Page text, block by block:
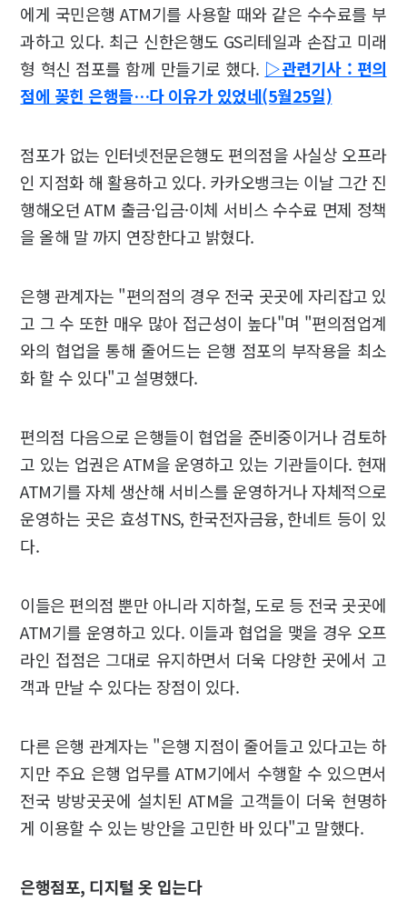
에게 국민은행 ATM기를 사용할 때와 같은 수수료를 부
과하고 있다. 최근 신한은행도 GS리테일과 손잡고 미래
형 혁신 점포를 함께 만들기로 했다. ▷관련기사 : 편의
점에 꽂힌 은행들…다 이유가 있었네(5월25일)
점포가 없는 인터넷전문은행도 편의점을 사실상 오프라
인 지점화 해 활용하고 있다. 카카오뱅크는 이날 그간 진
행해오던 ATM 출금·입금·이체 서비스 수수료 면제 정책
을 올해 말 까지 연장한다고 밝혔다.
은행 관계자는 "편의점의 경우 전국 곳곳에 자리잡고 있
고 그 수 또한 매우 많아 접근성이 높다"며 "편의점업계
와의 협업을 통해 줄어드는 은행 점포의 부작용을 최소
화 할 수 있다"고 설명했다.
편의점 다음으로 은행들이 협업을 준비중이거나 검토하
고 있는 업권은 ATM을 운영하고 있는 기관들이다. 현재
ATM기를 자체 생산해 서비스를 운영하거나 자체적으로
운영하는 곳은 효성TNS, 한국전자금융, 한네트 등이 있
다.
이들은 편의점 뿐만 아니라 지하철, 도로 등 전국 곳곳에
ATM기를 운영하고 있다. 이들과 협업을 맺을 경우 오프
라인 접점은 그대로 유지하면서 더욱 다양한 곳에서 고
객과 만날 수 있다는 장점이 있다.
다른 은행 관계자는 "은행 지점이 줄어들고 있다고는 하
지만 주요 은행 업무를 ATM기에서 수행할 수 있으면서
전국 방방곳곳에 설치된 ATM을 고객들이 더욱 현명하
게 이용할 수 있는 방안을 고민한 바 있다"고 말했다.
은행점포, 디지털 옷 입는다